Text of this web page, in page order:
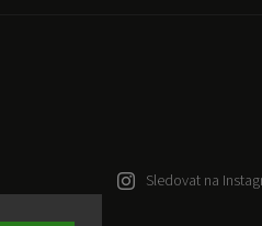
Sledovat na